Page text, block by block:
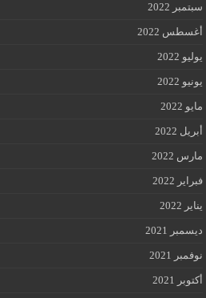
سبتمبر 2022
أغسطس 2022
يوليو 2022
يونيو 2022
مايو 2022
أبريل 2022
مارس 2022
فبراير 2022
يناير 2022
ديسمبر 2021
نوفمبر 2021
أكتوبر 2021